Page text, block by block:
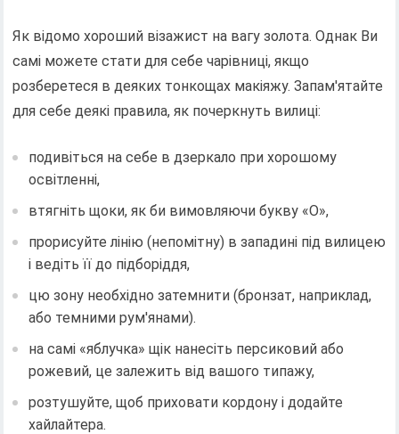
Як відомо хороший візажист на вагу золота. Однак Ви
самі можете стати для себе чарівниці, якщо
розберетеся в деяких тонкощах макіяжу. Запам'ятайте
для себе деякі правила, як почеркнуть вилиці:
подивіться на себе в дзеркало при хорошому
освітленні,
втягніть щоки, як би вимовляючи букву «О»,
прорисуйте лінію (непомітну) в западині під вилицею
і ведіть її до підборіддя,
цю зону необхідно затемнити (бронзат, наприклад,
або темними рум'янами).
на самі «яблучка» щік нанесіть персиковий або
рожевий, це залежить від вашого типажу,
розтушуйте, щоб приховати кордону і додайте
хайлайтера.